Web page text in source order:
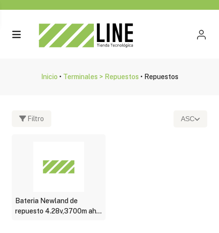
Inicio • Terminales > Repuestos • Repuestos
Filtro ASC
Newland
Bateria Newland de
repuesto 4.28v,3700m ah